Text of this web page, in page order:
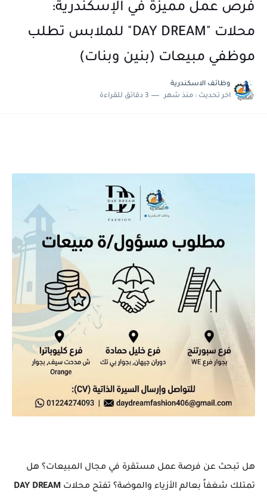
فرص عمل مميزة في الإسكندرية:
محلات "DAY DREAM" للملابس تطلب
موظفي مبيعات (بنين وبنات)
وظائف الاسكندرية
اخر تحديث : منذ شهر 3 دقائق للقراءة
هل تبحث عن فرصة عمل مستقرة في مجال المبيعات؟ هل
تمتلك شغفاً بعالم الأزياء والموضة؟ تفتح محلات DAY DREAM